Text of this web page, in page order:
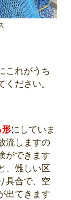
これがうち
ださい。
形にしていま
流しますの
ができます
、難しい区
具合で、空
出てきます